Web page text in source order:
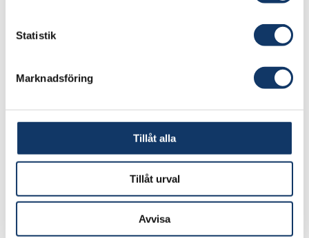
Statistik
Marknadsföring
Tillåt alla
Tillåt urval
Avvisa
samhällsproblemet.